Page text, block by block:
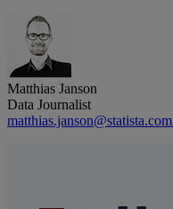
Matthias Janson
Data Journalist
matthias.janson@statista.com